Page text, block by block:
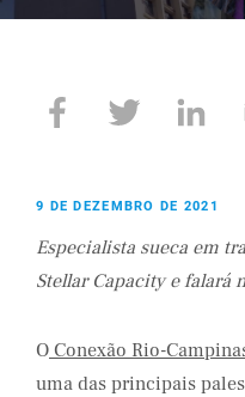
9 DE DEZEMBRO DE 2021
Especialista sueca em
Stellar Capacity e falará
O Conexão Rio-
uma das principais